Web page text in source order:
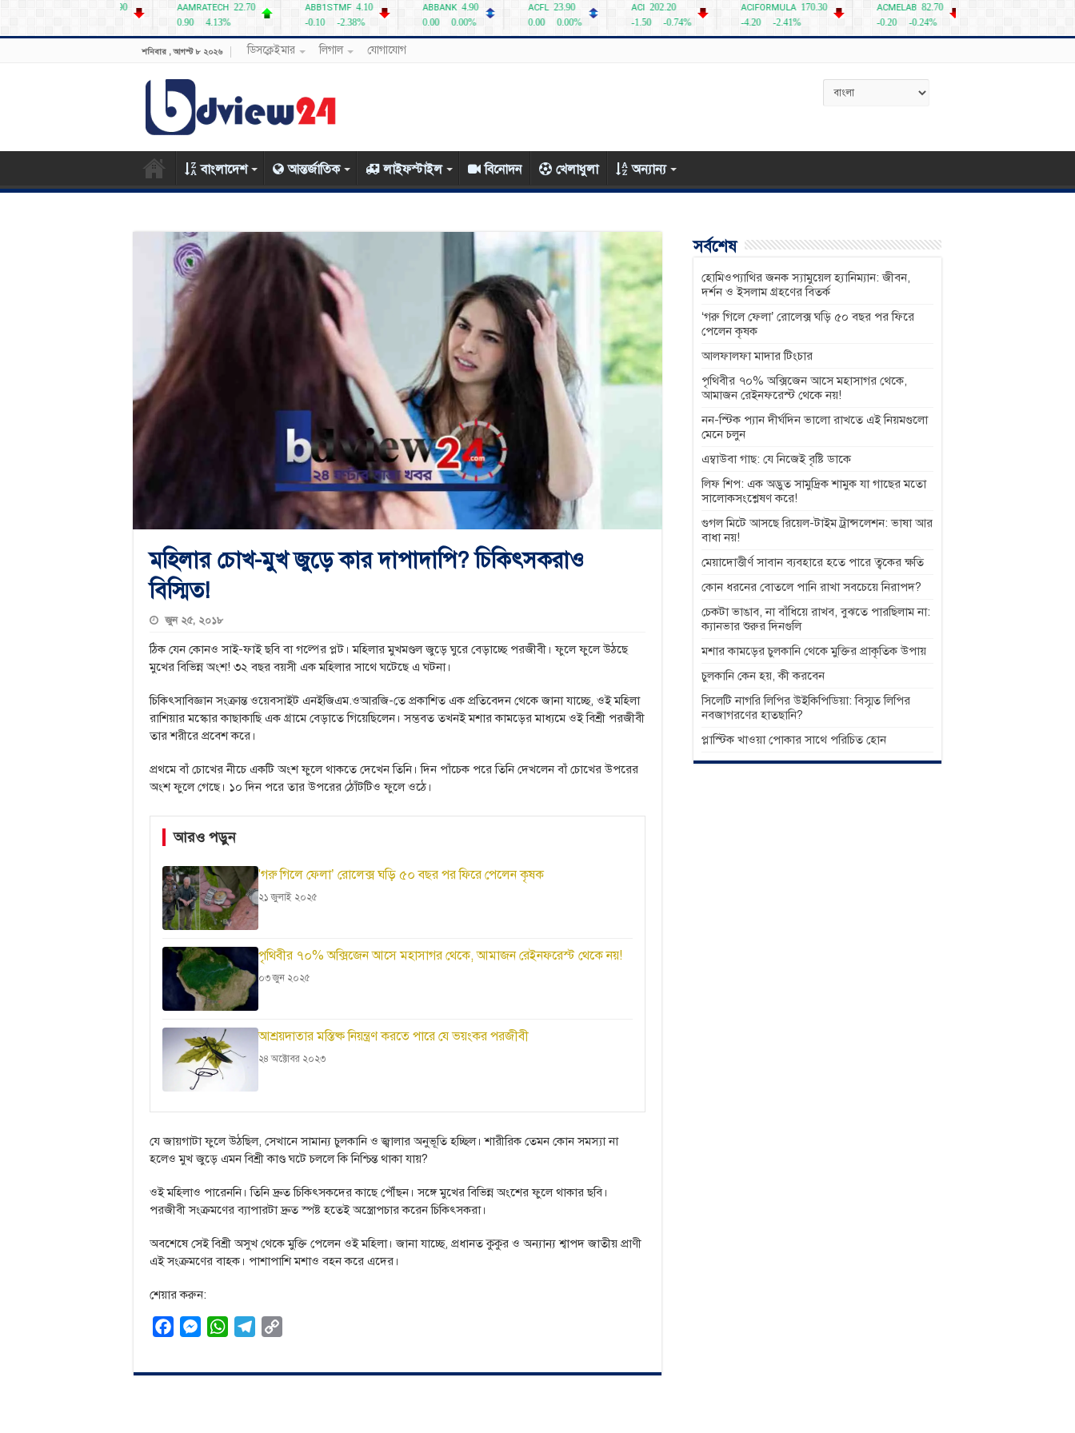
শনিবার , আগস্ট ৮ ২০২৬ ডিসক্লেইমার লিগাল যোগাযোগ
বাংলাদেশ আন্তর্জাতিক লাইফস্টাইল বিনোদন খেলাধুলা অন্যান্য
মহিলার চোখ-মুখ জুড়ে কার দাপাদাপি? চিকিৎসকরাও
বিস্মিত!
জুন ২৫, ২০১৮
ঠিক যেন কোনও সাই-ফাই ছবি বা গল্পের প্লট। মহিলার মুখমণ্ডল জুড়ে ঘুরে বেড়াচ্ছে পরজীবী। ফুলে ফুলে উঠছে
মুখের বিভিন্ন অংশ! ৩২ বছর বয়সী এক মহিলার সাথে ঘটেছে এ ঘটনা।
চিকিৎসাবিজ্ঞান সংক্রান্ত ওয়েবসাইট এনইজিএম.ওআরজি-তে প্রকাশিত এক প্রতিবেদন থেকে জানা যাচ্ছে, ওই মহিলা
রাশিয়ার মস্কোর কাছাকাছি এক গ্রামে বেড়াতে গিয়েছিলেন। সম্ভবত তখনই মশার কামড়ের মাধ্যমে ওই বিশ্রী পরজীবী
তার শরীরে প্রবেশ করে।
প্রথমে বাঁ চোখের নীচে একটি অংশ ফুলে থাকতে দেখেন তিনি। দিন পাঁচেক পরে তিনি দেখলেন বাঁ চোখের উপরের
অংশ ফুলে গেছে। ১০ দিন পরে তার উপরের ঠোঁটটিও ফুলে ওঠে।
আরও পড়ুন
'গরু গিলে ফেলা’ রোলেক্স ঘড়ি ৫০ বছর পর ফিরে পেলেন কৃষক
২১ জুলাই ২০২৫
পৃথিবীর ৭০% অক্সিজেন আসে মহাসাগর থেকে, আমাজন রেইনফরেস্ট থেকে নয়!
০৩ জুন ২০২৫
আশ্রয়দাতার মস্তিষ্ক নিয়ন্ত্রণ করতে পারে যে ভয়ংকর পরজীবী
২৪ অক্টোবর ২০২৩
যে জায়গাটা ফুলে উঠছিল, সেখানে সামান্য চুলকানি ও জ্বালার অনুভূতি হচ্ছিল। শারীরিক তেমন কোন সমস্যা না
হলেও মুখ জুড়ে এমন বিশ্রী কাণ্ড ঘটে চললে কি নিশ্চিন্ত থাকা যায়?
ওই মহিলাও পারেননি। তিনি দ্রুত চিকিৎসকদের কাছে পৌঁছন। সঙ্গে মুখের বিভিন্ন অংশের ফুলে থাকার ছবি।
পরজীবী সংক্রমণের ব্যাপারটা দ্রুত স্পষ্ট হতেই অস্ত্রোপচার করেন চিকিৎসকরা।
অবশেষে সেই বিশ্রী অসুখ থেকে মুক্তি পেলেন ওই মহিলা। জানা যাচ্ছে, প্রধানত কুকুর ও অন্যান্য শ্বাপদ জাতীয় প্রাণী
এই সংক্রমণের বাহক। পাশাপাশি মশাও বহন করে এদের।
শেয়ার করুন:
c
M
s
W
a
l
p
সর্বশেষ
হোমিওপ্যাথির জনক স্যামুয়েল হ্যানিম্যান: জীবন,
দর্শন ও ইসলাম গ্রহণের বিতর্ক
‘গরু গিলে ফেলা’ রোলেক্স ঘড়ি ৫০ বছর পর ফিরে
পেলেন কৃষক
আলফালফা মাদার টিংচার
পৃথিবীর ৭০% অক্সিজেন আসে মহাসাগর থেকে,
আমাজন রেইনফরেস্ট থেকে নয়!
নন-স্টিক প্যান দীর্ঘদিন ভালো রাখতে এই নিয়মগুলো
মেনে চলুন
এম্বাউবা গাছ: যে নিজেই বৃষ্টি ডাকে
লিফ শিপ: এক অদ্ভুত সামুদ্রিক শামুক যা গাছের মতো
সালোকসংশ্লেষণ করে!
গুগল মিটে আসছে রিয়েল-টাইম ট্রান্সলেশন: ভাষা আর
বাধা নয়!
মেয়াদোত্তীর্ণ সাবান ব্যবহারে হতে পারে ত্বকের ক্ষতি
কোন ধরনের বোতলে পানি রাখা সবচেয়ে নিরাপদ?
চেকটা ভাঙাব, না বাঁধিয়ে রাখব, বুঝতে পারছিলাম না:
ক্যানভার শুরুর দিনগুলি
মশার কামড়ের চুলকানি থেকে মুক্তির প্রাকৃতিক উপায়
চুলকানি কেন হয়, কী করবেন
সিলেটি নাগরি লিপির উইকিপিডিয়া: বিস্মৃত লিপির
নবজাগরণের হাতছানি?
প্লাস্টিক খাওয়া পোকার সাথে পরিচিত হোন